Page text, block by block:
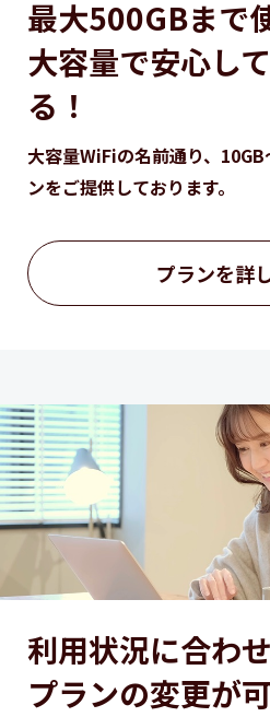
最大500GBまで
大容量で安心し
る！
大容量WiFiの名前通り、10GB
ンをご提供しております。
プランを詳
利用状況に合わせ
プランの変更が可